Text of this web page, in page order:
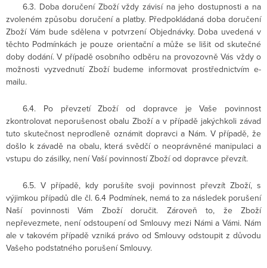
6.3. Doba doručení Zboží vždy závisí na jeho dostupnosti a na
zvoleném způsobu doručení a platby. Předpokládaná doba doručení
Zboží Vám bude sdělena v potvrzení Objednávky. Doba uvedená v
těchto Podmínkách je pouze orientační a může se lišit od skutečné
doby dodání. V případě osobního odběru na provozovně Vás vždy o
možnosti vyzvednutí Zboží budeme informovat prostřednictvím e-
mailu.
6.4. Po převzetí Zboží od dopravce je Vaše povinnost
zkontrolovat neporušenost obalu Zboží a v případě jakýchkoli závad
tuto skutečnost neprodleně oznámit dopravci a Nám. V případě, že
došlo k závadě na obalu, která svědčí o neoprávněné manipulaci a
vstupu do zásilky, není Vaší povinností Zboží od dopravce převzít.
6.5. V případě, kdy porušíte svoji povinnost převzít Zboží, s
výjimkou případů dle čl. 6.4 Podmínek, nemá to za následek porušení
Naší povinnosti Vám Zboží doručit. Zároveň to, že Zboží
nepřevezmete, není odstoupení od Smlouvy mezi Námi a Vámi. Nám
ale v takovém případě vzniká právo od Smlouvy odstoupit z důvodu
Vašeho podstatného porušení Smlouvy.